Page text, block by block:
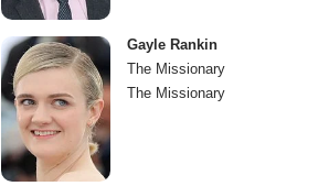
Gayle Rankin
The Missionary
The Missionary